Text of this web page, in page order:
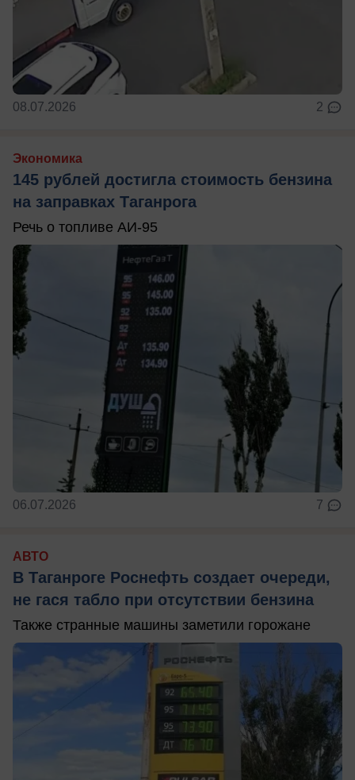
08.07.2026 2
Экономика
145 рублей достигла стоимость бензина
на заправках Таганрога
Речь о топливе АИ-95
06.07.2026 7
АВТО
В Таганроге Роснефть создает очереди,
не гася табло при отсутствии бензина
Также странные машины заметили горожане